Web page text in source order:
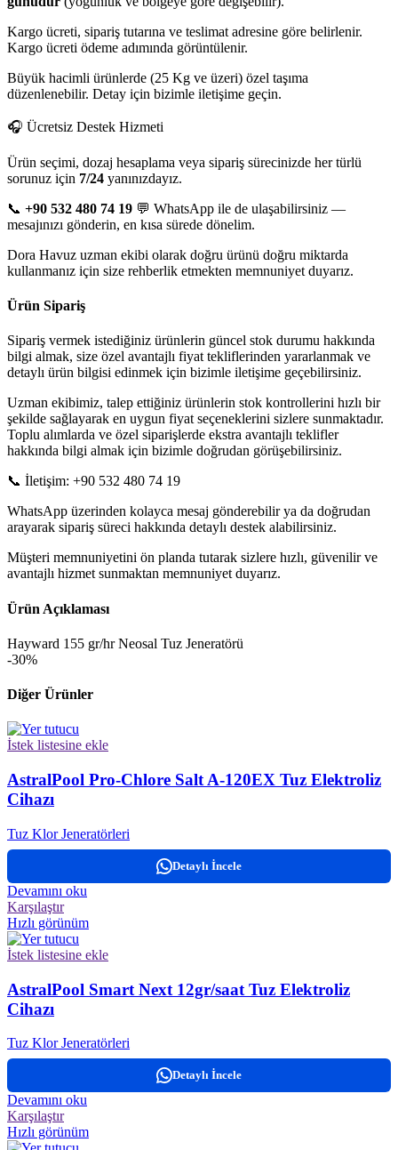
Kargo ücreti, sipariş tutarına ve teslimat adresine göre belirlenir.
Kargo ücreti ödeme adımında görüntülenir.
Büyük hacimli ürünlerde (25 Kg ve üzeri) özel taşıma
düzenlenebilir. Detay için bizimle iletişime geçin.
🎧 Ücretsiz Destek Hizmeti
Ürün seçimi, dozaj hesaplama veya sipariş sürecinizde her türlü
sorunuz için 7/24 yanınızdayız.
📞 +90 532 480 74 19 💬 WhatsApp ile de ulaşabilirsiniz —
mesajınızı gönderin, en kısa sürede dönelim.
Dora Havuz uzman ekibi olarak doğru ürünü doğru miktarda
kullanmanız için size rehberlik etmekten memnuniyet duyarız.
Ürün Sipariş
Sipariş vermek istediğiniz ürünlerin güncel stok durumu hakkında
bilgi almak, size özel avantajlı fiyat tekliflerinden yararlanmak ve
detaylı ürün bilgisi edinmek için bizimle iletişime geçebilirsiniz.
Uzman ekibimiz, talep ettiğiniz ürünlerin stok kontrollerini hızlı bir
şekilde sağlayarak en uygun fiyat seçeneklerini sizlere sunmaktadır.
Toplu alımlarda ve özel siparişlerde ekstra avantajlı teklifler
hakkında bilgi almak için bizimle doğrudan görüşebilirsiniz.
📞 İletişim: +90 532 480 74 19
WhatsApp üzerinden kolayca mesaj gönderebilir ya da doğrudan
arayarak sipariş süreci hakkında detaylı destek alabilirsiniz.
Müşteri memnuniyetini ön planda tutarak sizlere hızlı, güvenilir ve
avantajlı hizmet sunmaktan memnuniyet duyarız.
Ürün Açıklaması
Hayward 155 gr/hr Neosal Tuz Jeneratörü
-30%
Diğer Ürünler
İstek listesine ekle
AstralPool Pro-Chlore Salt A-120EX Tuz Elektroliz
Cihazı
Tuz Klor Jeneratörleri
Detaylı İncele
Devamını oku
Karşılaştır
Hızlı görünüm
İstek listesine ekle
AstralPool Smart Next 12gr/saat Tuz Elektroliz
Cihazı
Tuz Klor Jeneratörleri
Detaylı İncele
Devamını oku
Karşılaştır
Hızlı görünüm